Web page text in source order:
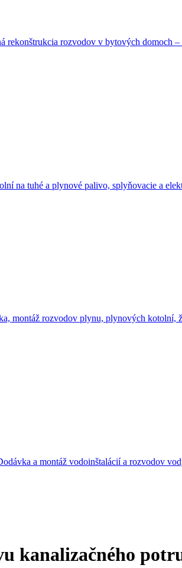
rekonštrukcia rozvodov v bytových domoch
na tuhé a plynové palivo, splyňovacie a
montáž rozvodov plynu, plynových kotolní,
a montáž vodoinštalácií a rozvodov
kanalizačného